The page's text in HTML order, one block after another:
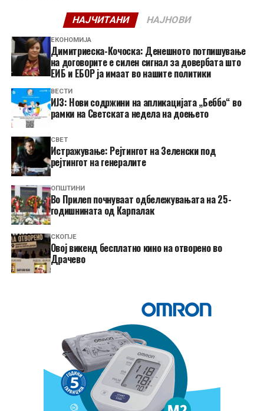
НАЈЧИТАНИ НАЈНОВИ
ЕКОНОМИЈА
Димитриеска-Кочоска: Денешното потпишување
на договорите е силен сигнал за довербата што
ЕИБ и ЕБОР ја имаат во нашите политики
ВЕСТИ
ИЈЗ: Нови содржини на апликацијата „Беббо“ во
рамки на Светската недела на доењето
СВЕТ
Истражување: Рејтингот на Зеленски под
рејтингот на генералите
ОПШТИНИ
Во Прилеп почнуваат одбележувањата на 25-
годишнината од Карпалак
СКОПЈЕ
​Овој викенд бесплатно кино на отворено во
Драчево